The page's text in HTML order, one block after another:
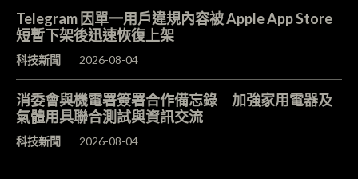
Telegram 因單一用戶違規內容被 Apple App Store
短暫下架後迅速恢復上架
科技新聞 2026-08-04
消委會與機電署簽署合作備忘錄 加強家用電器及
氣體用具聯合測試與資訊交流
科技新聞 2026-08-04